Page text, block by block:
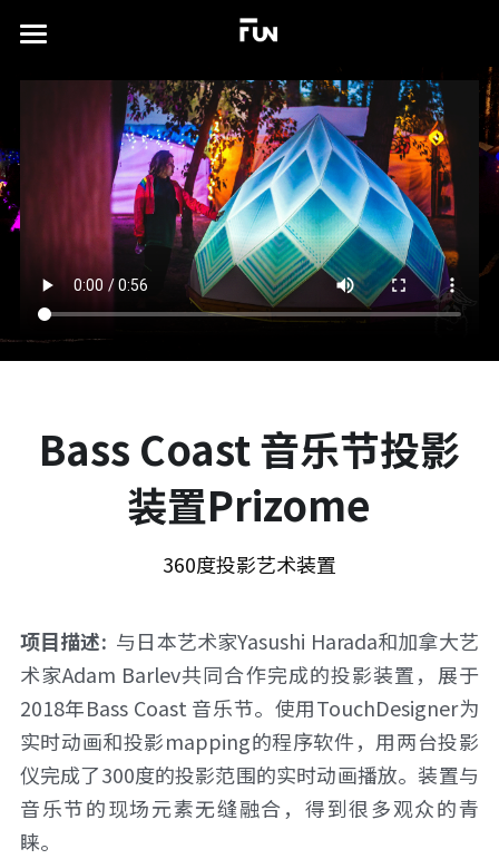
首页
关于
案例展示
所有作品集
沉浸式展厅
演出及发布会
视觉特效设计
实验场
TD书籍
联系我们
简体中文
English
Bass Coast 音乐节投影
装置Prizome
360度投影艺术装置
项目描述:
  与日本艺术家Yasushi Harada和加拿大艺
术家Adam Barlev共同合作完成的投影装置，展于
2018年Bass Coast 音乐节。使用TouchDesigner为
实时动画和投影mapping的程序软件，用两台投影
仪完成了300度的投影范围的实时动画播放。装置与
音乐节的现场元素无缝融合，得到很多观众的青
睐。
商品分类
所有商品分类